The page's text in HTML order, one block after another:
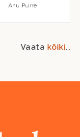
Anu Purre
Vaata kõiki..